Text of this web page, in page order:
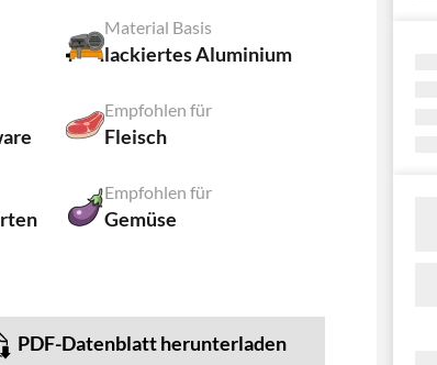
Material Basis
lackiertes Aluminium
Empfohlen für
Fleisch
Empfohlen für
Gemüse
PDF-Datenblatt herunterladen